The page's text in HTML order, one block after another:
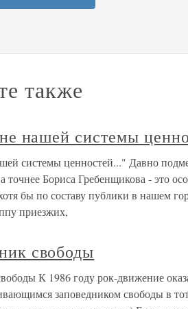
также
нашей системы
системы ценностей..." Давно
точнее Бориса Гре­бенщикова - это
бы по составу публики в нашем
приезжих,
свободы
К 1986 году рок-движение
заповедником свободы в